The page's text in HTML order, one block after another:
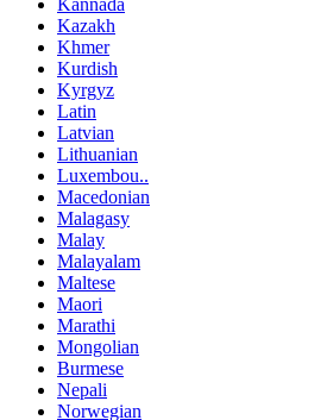
Kannada
Kazakh
Khmer
Kurdish
Kyrgyz
Latin
Latvian
Lithuanian
Luxembou..
Macedonian
Malagasy
Malay
Malayalam
Maltese
Maori
Marathi
Mongolian
Burmese
Nepali
Norwegian